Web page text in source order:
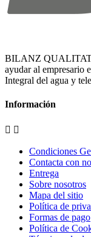
BILANZ QUALITAT
ayudar al empresario
Integral del agua y
Información
 
Condiciones
Contacta con
Entrega
Sobre nosotros
Mapa del sitio
Política de
Formas de pago
Política de